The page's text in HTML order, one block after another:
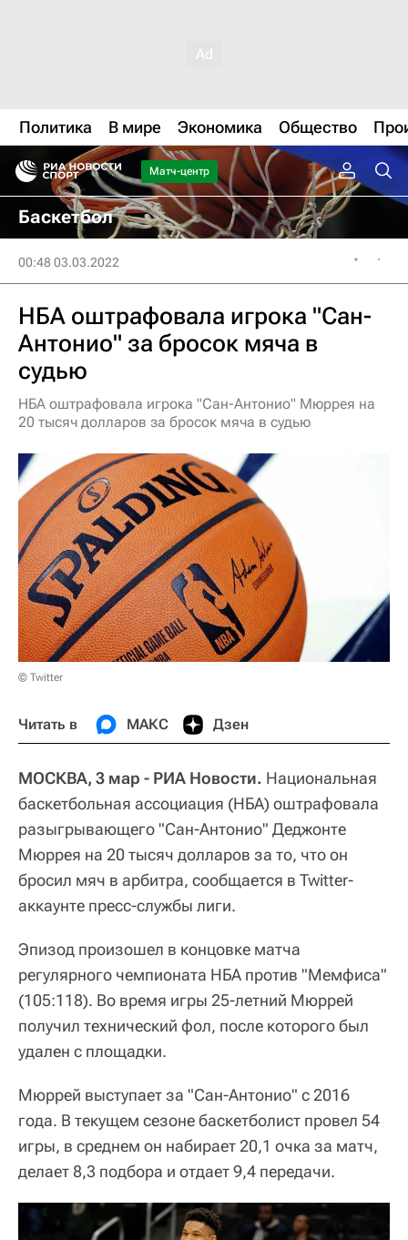
Политика В мире Экономика Общество
Матч-центр
Баскетбол
00:48 03.03.2022
НБА оштрафовала игрока "Сан-
Антонио" за бросок мяча в
судью
НБА оштрафовала игрока "Сан-Антонио" Мюррея на
20 тысяч долларов за бросок мяча в судью
© Twitter
Читать в МАКС Дзен
МОСКВА, 3 мар - РИА Новости. Национальная
баскетбольная ассоциация (НБА) оштрафовала
разыгрывающего "Сан-Антонио" Деджонте
Мюррея на 20 тысяч долларов за то, что он
бросил мяч в арбитра, сообщается в Twitter-
аккаунте пресс-службы лиги.
Эпизод произошел в концовке матча
регулярного чемпионата НБА против "Мемфиса"
(105:118). Во время игры 25-летний Мюррей
получил технический фол, после которого был
удален с площадки.
Мюррей выступает за "Сан-Антонио" с 2016
года. В текущем сезоне баскетболист провел 54
игры, в среднем он набирает 20,1 очка за матч,
делает 8,3 подбора и отдает 9,4 передачи.